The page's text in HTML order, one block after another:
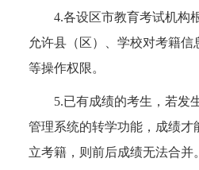
4.各设区市教育考试机构
允许县（区）、学校对考籍信
等操作权限。
5.已有成绩的考生，若发
管理系统的转学功能，成绩才
立考籍，则前后成绩无法合并。